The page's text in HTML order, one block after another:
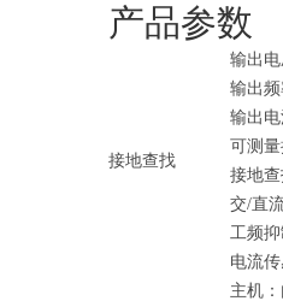
产品参数
接地查找
输出电
输出频
输出
可测
接地
交/直
工频抑
电流
主机